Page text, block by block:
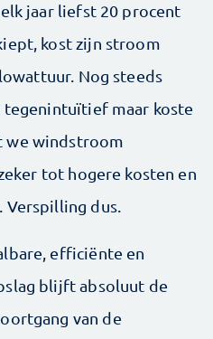
jaar liefst 20 procent
kost zijn stroom
Nog steeds
tegenintuïtief maar koste
we windstroom
tot hogere kosten en
dus.
efficiënte en
blijft absoluut de
van de